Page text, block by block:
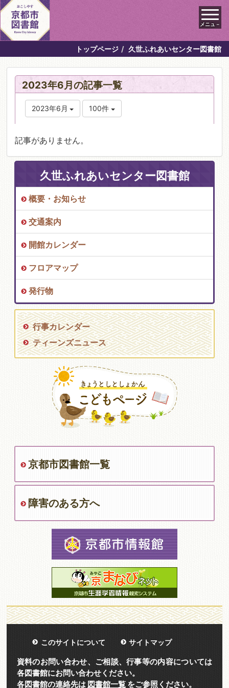
メニュ－
トップページ 久世ふれあいセンター図書館
2023年6月の記事一覧
2023年6月 100件
記事がありません。
久世ふれあいセンター図書館
概要・お知らせ
交通案内
開館カレンダー
フロアマップ
発行物
行事カレンダー
ティーンズニュース
京都市図書館一覧
障害のある方へ
このサイトについて サイトマップ
資料のお問い合わせ、ご相談、行事等の内容については
各図書館にお問い合わせください。
各図書館の連絡先は 図書館一覧をご参照ください。